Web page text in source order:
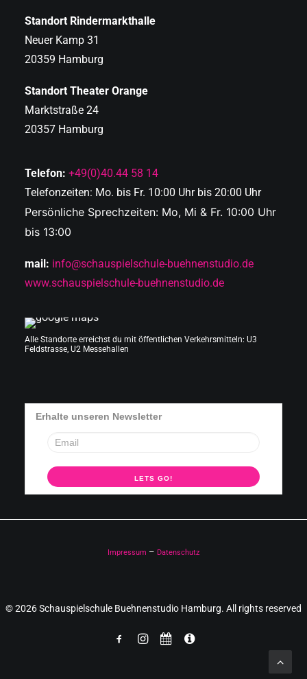
Standort Rindermarkthalle
Neuer Kamp 31
20359 Hamburg
Standort Theater Orange
Marktstraße 24
20357 Hamburg
Telefon: +49(0)40.44 58 14
Telefonzeiten: Mo. bis Fr. 10:00 Uhr bis 20:00 Uhr
Persönliche Sprechzeiten: Mo, Mi & Fr. 10:00 Uhr
bis 13:00
mail: info@schauspielschule-buehnenstudio.de
www.schauspielschule-buehnenstudio.de
Alle Standorte erreichst du mit öffentlichen Verkehrsmitteln: U3
Feldstrasse, U2 Messehallen
Erhalte unseren Newsletter
Impressum – Datenschutz
© 2026 Schauspielschule Buehnenstudio Hamburg. All rights reserved